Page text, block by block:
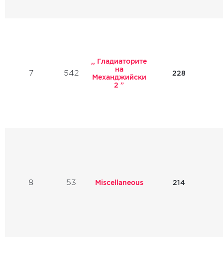
7 542
,, Гладиаторите
на
Механджийски
2 ”
228
8 53 Miscellaneous 214